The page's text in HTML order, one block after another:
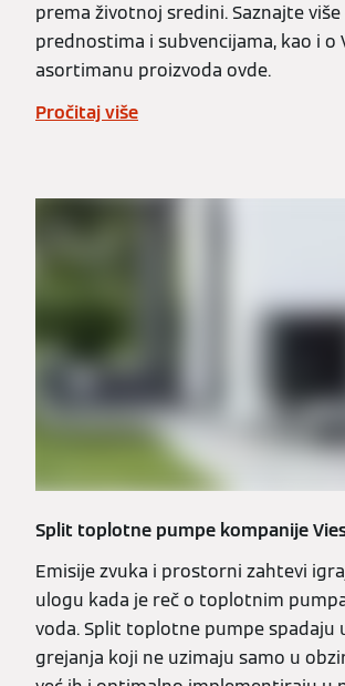
prema životnoj sredini. Saznajte
prednostima i subvencijama, kao i o
asortimanu proizvoda ovde.
Pročitaj više
Split toplotne pumpe kompanije
Emisije zvuka i prostorni zahtevi
ulogu kada je reč o toplotnim
voda. Split toplotne pumpe spadaju
grejanja koji ne uzimaju samo u